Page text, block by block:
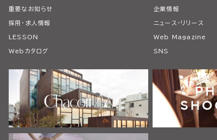
重要なお知らせ 企業情報
採用・求人情報 ニュース・リリース
LESSON Web Magazine
Webカタログ SNS